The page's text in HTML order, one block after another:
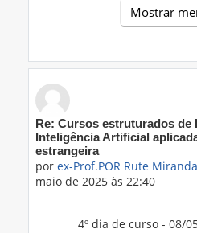
Mostrar
Em resposta a 'Prof.ING Ana
Re: Cursos estruturados de
Inteligência Artificial
estrangeira
porex-Prof.POR Rute Miranda
maio de 2025 às 22:40
4º dia de curso - 08/